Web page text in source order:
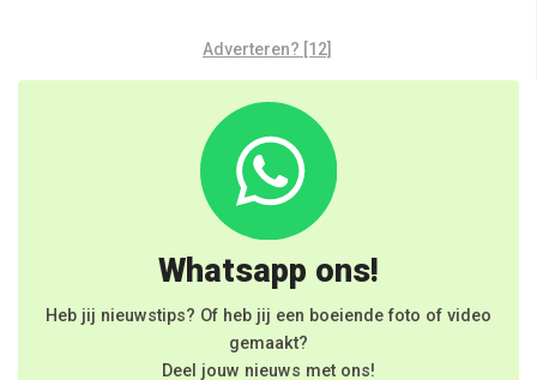
Adverteren? [12]
Whatsapp ons!
Heb jij nieuwstips? Of heb jij een boeiende foto of video
gemaakt?
Deel jouw nieuws met ons!